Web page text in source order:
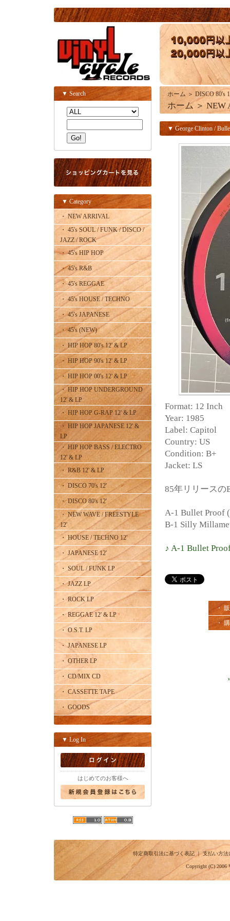
▼ Search
▼ Category
・ NEW ARRIVAL
・ 45's SOUL / FUNK / DISCO /
JAZZ / ROCK
・ 45's HIP HOP
・ 45's R&B
・ 45's REGGAE
・ 45's HOUSE / TECHNO
・ 45's JAPANESE
・ 45's (NEW)
・ HIP HOP 80's 12' & LP
・ HIP HOP 90's 12' & LP
・ HIP HOP 00's 12' & LP
・ HIP HOP UNDERGROUND
12' & LP
・ HIP HOP G-RAP 12' & LP
・ HIP HOP JAPANESE 12' &
LP
・ HIP HOP BASS / ELECTRO
12' & LP
・ R&B 12' & LP
・ DISCO 70's 12'
・ DISCO 80's 12'
・ NEW WAVE / FREESTYLE
12'
・ HOUSE / TECHNO 12'
・ JAPANESE 12'
・ SOUL / FUNK LP
・ JAZZ LP
・ ROCK LP
・ REGGAE 12' & LP
・ O.S.T. LP
・ JAPANESE LP
・ OTHER LP
・ CD/MIX CD
・ CASSETTE TAPE
・ GOODS
▼ Log In
はじめてのお客様へ
ホーム ＞ DISCO 80's
ホーム ＞ NEW
▼ George Clinton /
Format: 12 Inch
Year: 1985
Label: Capitol
Country: US
Condition: B+
Jacket: LS
85年リリースの
A-1 Bullet Proof
B-1 Silly
♪ A-1 Bullet
・
・
特定商取引法に基づく表記｜支払い方法
Copyright (C) 2006